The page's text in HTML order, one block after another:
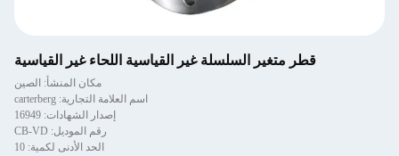
قطر متغير السلسلة غير القياسية اللحاء غير القياسية
مكان المنشأ: الصين
اسم العلامة التجارية: carterberg
إصدار الشهادات: 16949
رقم الموديل: CB-VD
الحد الأدنى لكمية: 10